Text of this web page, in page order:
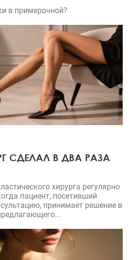
в примерочной?
СДЕЛАЛ В ДВА РАЗА
хирурга регулярно
пациент, посетивший
принимает решение в